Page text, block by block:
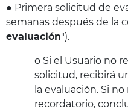
● Primera solicitud de
semanas después de la
evaluación").
o Si el Usuario no
solicitud, recibirá
la evaluación. Si
recordatorio,